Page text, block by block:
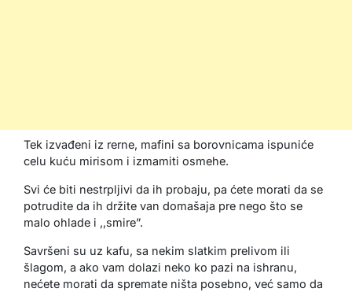
Tek izvađeni iz rerne, mafini sa borovnicama ispuniće
celu kuću mirisom i izmamiti osmehe.
Svi će biti nestrpljivi da ih probaju, pa ćete morati da se
potrudite da ih držite van domašaja pre nego što se
malo ohlade i ,,smire”.
Savršeni su uz kafu, sa nekim slatkim prelivom ili
šlagom, a ako vam dolazi neko ko pazi na ishranu,
nećete morati da spremate ništa posebno, već samo da